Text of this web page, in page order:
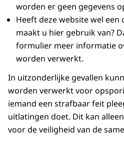
worden er geen gegevens
Heeft deze website wel
maakt u hier gebruik van?
formulier meer informatie
worden verwerkt.
In uitzonderlijke gevallen
worden verwerkt voor
iemand een strafbaar feit
uitlatingen doet. Dit kan
voor de veiligheid van de